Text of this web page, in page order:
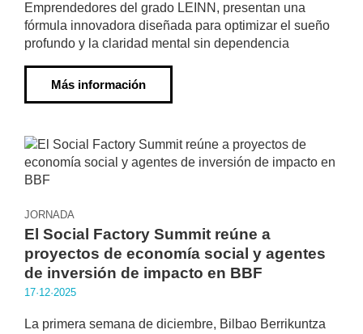
Emprendedores del grado LEINN, presentan una
fórmula innovadora diseñada para optimizar el sueño
profundo y la claridad mental sin dependencia
Más información
JORNADA
El Social Factory Summit reúne a
proyectos de economía social y agentes
de inversión de impacto en BBF
17·12·2025
La primera semana de diciembre, Bilbao Berrikuntza